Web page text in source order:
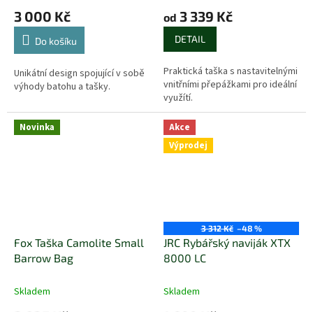
3 000 Kč
Do košíku
Unikátní design spojující v sobě
výhody batohu a tašky.
od 3 339 Kč
DETAIL
Praktická taška s nastavitelnými
vnitřními přepážkami pro ideální
využítí.
Novinka
Fox Taška Camolite Small
Barrow Bag
Skladem
Akce
Výprodej
3 312 Kč –48 %
JRC Rybářský naviják XTX
8000 LC
Skladem